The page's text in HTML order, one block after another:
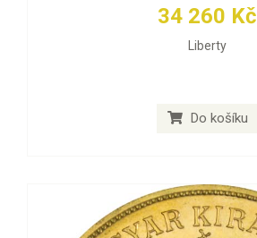
34 260 Kč
Liberty
Do košíku